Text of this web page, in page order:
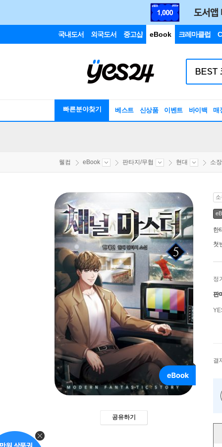
국내도서 외국도서 중고샵 eBook 크레마클럽
빠른분야찾기 베스트 신상품 이벤트 바이백 매
웰컴 eBook 판타지/무협 현대 소장
공유하기
한
첫
정
판
결